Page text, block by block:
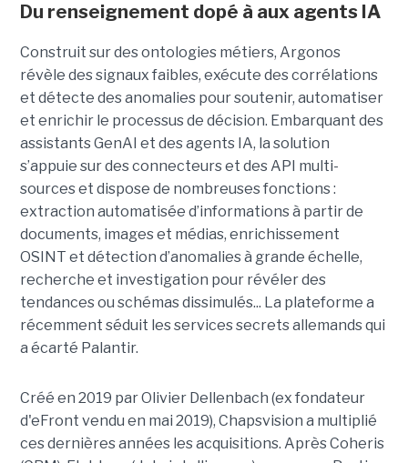
Du renseignement dopé à aux agents IA
Construit sur des ontologies métiers, Argonos
révèle des signaux faibles, exécute des corrélations
et détecte des anomalies pour soutenir, automatiser
et enrichir le processus de décision. Embarquant des
assistants GenAI et des agents IA, la solution
s’appuie sur des connecteurs et des API multi-
sources et dispose de nombreuses fonctions :
extraction automatisée d’informations à partir de
documents, images et médias, enrichissement
OSINT et détection d’anomalies à grande échelle,
recherche et investigation pour révéler des
tendances ou schémas dissimulés... La plateforme a
récemment séduit les services secrets allemands qui
a écarté Palantir.
Créé en 2019 par Olivier Dellenbach (ex fondateur
d'eFront vendu en mai 2019), Chapsvision a multiplié
ces dernières années les acquisitions. Après Coheris